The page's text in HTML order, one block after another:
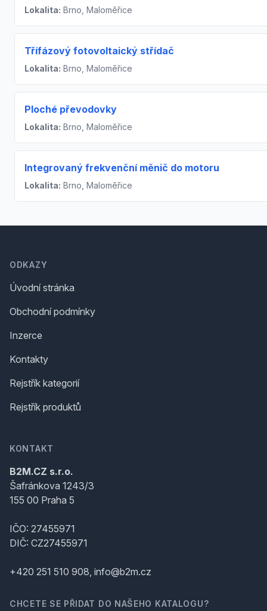
Lokalita: Brno, Maloměřice
Třífázový fotovoltaický střídač
Lokalita: Brno, Maloměřice
Ploché převodovky
Lokalita: Brno, Maloměřice
Integrovaný frekvenční měnič do motoru
Lokalita: Brno, Maloměřice
ODKAZY
Úvodní stránka
Obchodní podmínky
Inzerce
Kontakty
Rejstřík kategorií
Rejstřík produktů
KONTAKT
B2M.CZ s.r.o.
Šafránkova 1243/3
155 00 Praha 5
IČO: 27455971
DIČ: CZ27455971
+420 251 510 908, info@b2m.cz
CHCETE SE PŘIDAT DO NAŠEHO KATALOGU?